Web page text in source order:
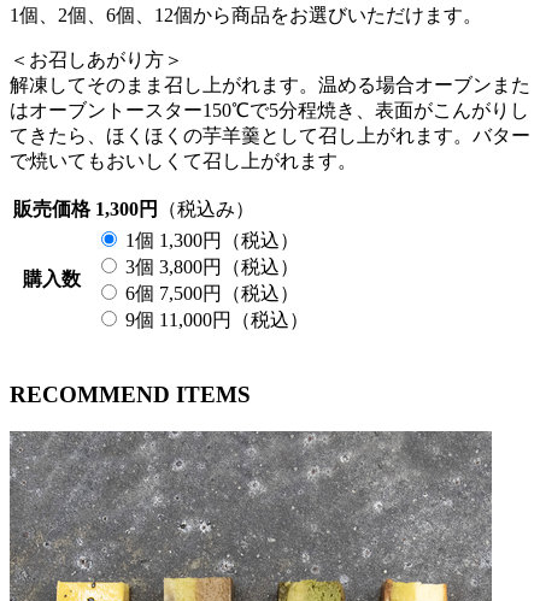
1個、2個、6個、12個から商品をお選びいただけます。
＜お召しあがり方＞
解凍してそのまま召し上がれます。温める場合オーブンまた
はオーブントースター150℃で5分程焼き、表面がこんがりし
てきたら、ほくほくの芋羊羹として召し上がれます。バター
で焼いてもおいしくて召し上がれます。
販売価格 1,300円 （税込み）
購入数
1個 1,300円（税込）
3個 3,800円（税込）
6個 7,500円（税込）
9個 11,000円（税込）
RECOMMEND ITEMS